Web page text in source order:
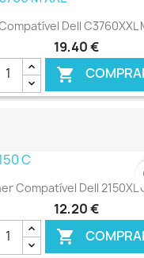
€
Dell C3760XXL
19,40 €

Compatível Dell 2150XL
12,20 €
